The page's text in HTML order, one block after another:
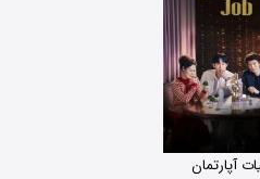
آپارتمان